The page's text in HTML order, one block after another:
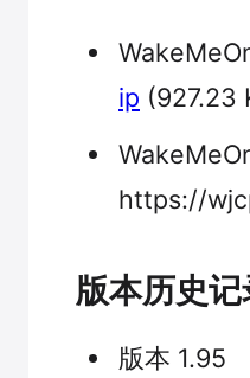
ip (927.23
https://
版本历史记
版本 1.95